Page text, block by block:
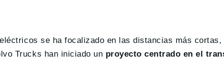
se ha focalizado en las distancias más
Trucks han iniciado un proyecto centrado en el